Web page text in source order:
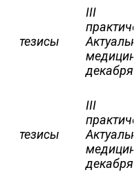
тезисы
III
тезисы
III